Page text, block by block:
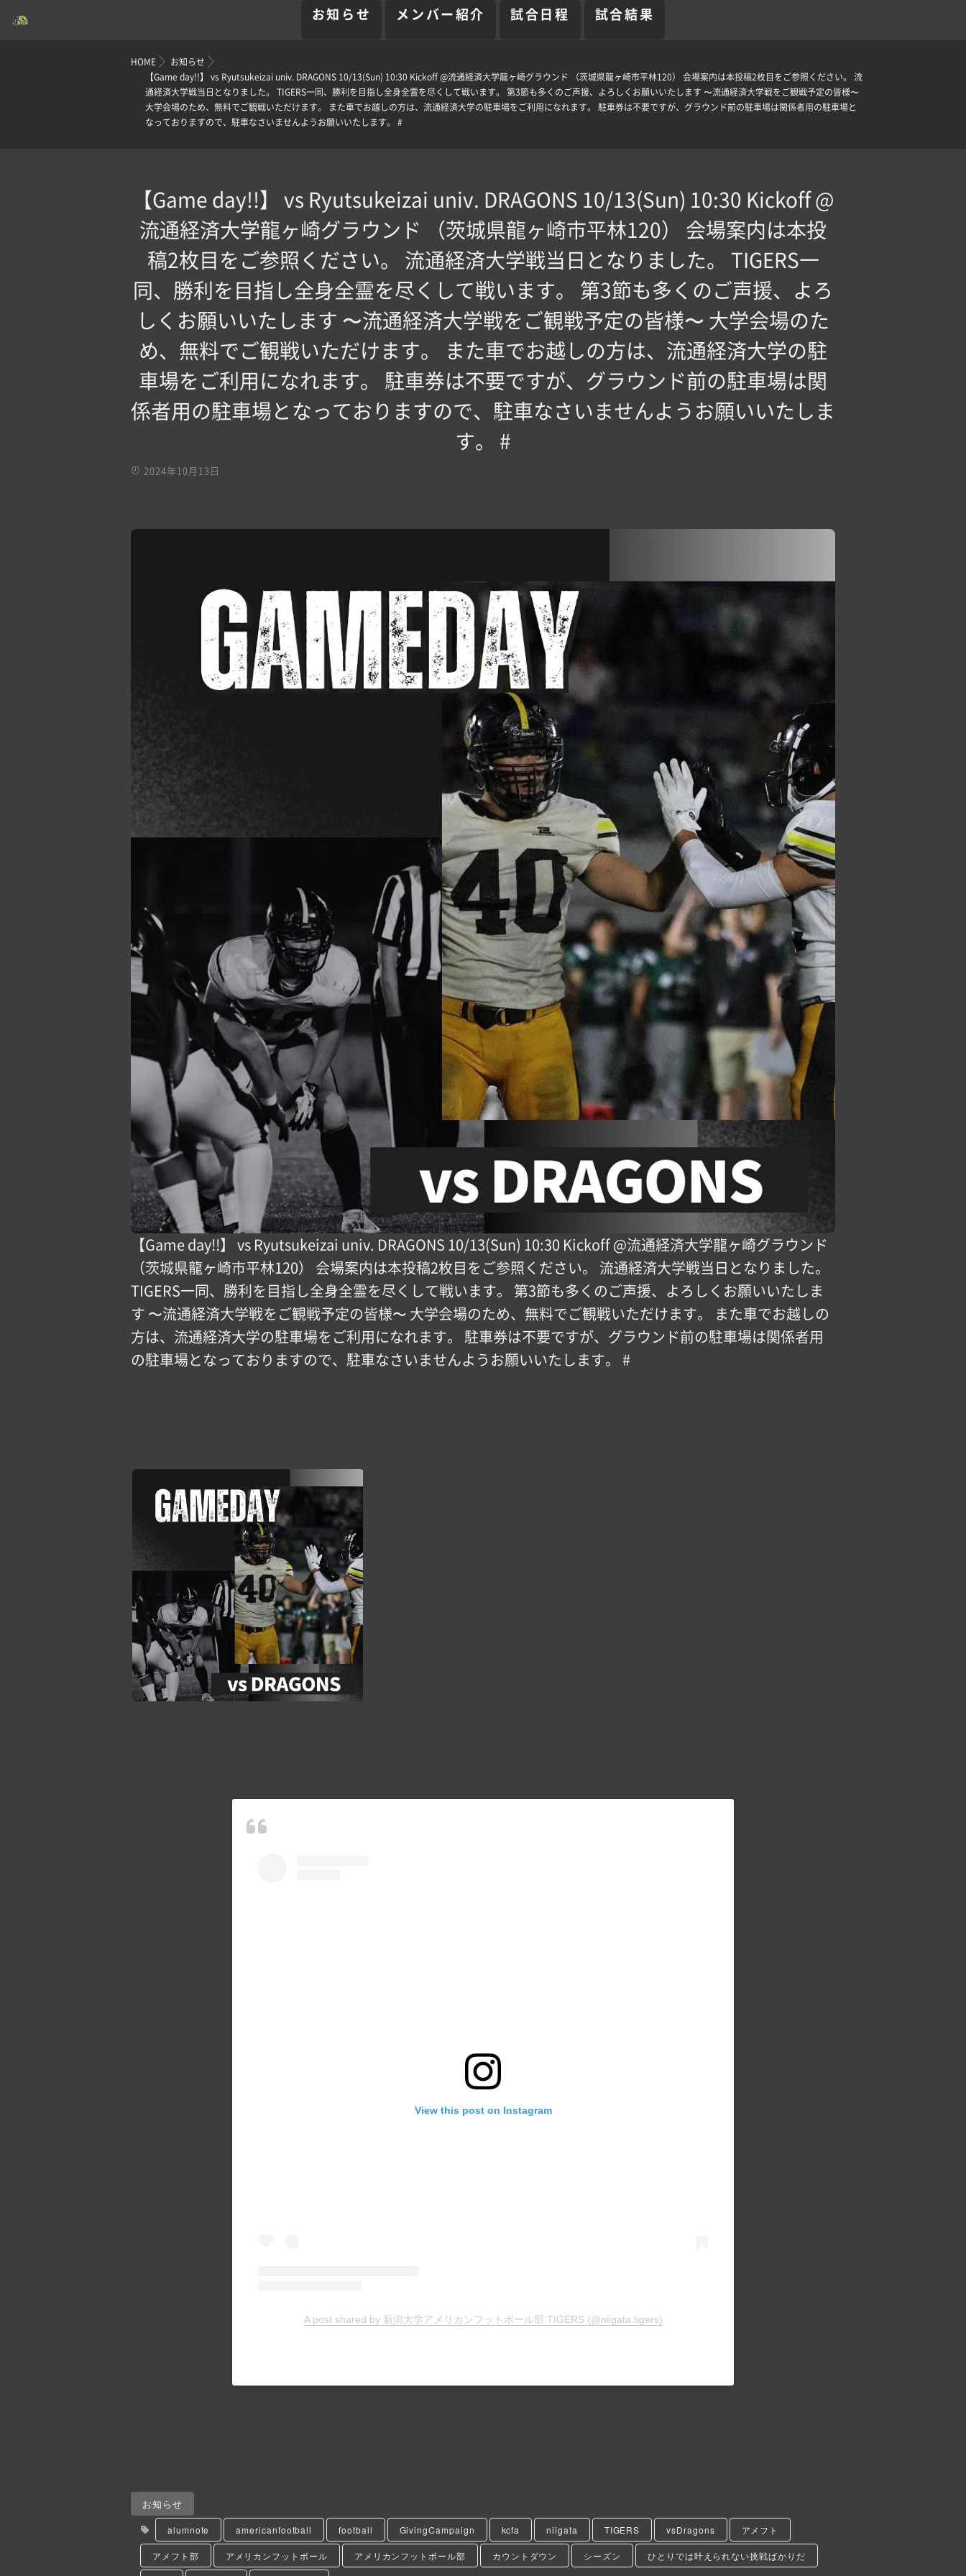
お知らせ メンバー紹介 試合日程 試合結果
HOME
お知らせ
【Game day!!】 vs Ryutsukeizai univ. DRAGONS 10/13(Sun) 10:30 Kickoff @流通経済大学龍ヶ崎グラウンド （茨城県龍ヶ崎市平林120） ️会場案内は本投稿2枚目をご参照ください。 流
通経済大学戦当日となりました。 TIGERS一同、勝利を目指し全身全霊を尽くして戦います。 第3節も多くのご声援、よろしくお願いいたします 〜流通経済大学戦をご観戦予定の皆様〜
大学会場のため、無料でご観戦いただけます。 また車でお越しの方は、流通経済大学の駐車場をご利用になれます。 駐車券は不要ですが、グラウンド前の駐車場は関係者用の駐車場と
なっておりますので、駐車なさいませんようお願いいたします。 #
【Game day!!】 vs Ryutsukeizai univ. DRAGONS 10/13(Sun) 10:30 Kickoff @
流通経済大学龍ヶ崎グラウンド （茨城県龍ヶ崎市平林120） ️会場案内は本投
稿2枚目をご参照ください。 流通経済大学戦当日となりました。 TIGERS一
同、勝利を目指し全身全霊を尽くして戦います。 第3節も多くのご声援、よろ
しくお願いいたします 〜流通経済大学戦をご観戦予定の皆様〜 大学会場のた
め、無料でご観戦いただけます。 また車でお越しの方は、流通経済大学の駐
車場をご利用になれます。 駐車券は不要ですが、グラウンド前の駐車場は関
係者用の駐車場となっておりますので、駐車なさいませんようお願いいたしま
す。 #
2024年10月13日
【Game day!!】 vs Ryutsukeizai univ. DRAGONS 10/13(Sun) 10:30 Kickoff @流通経済大学龍ヶ崎グラウンド
（茨城県龍ヶ崎市平林120） ️会場案内は本投稿2枚目をご参照ください。 流通経済大学戦当日となりました。
TIGERS一同、勝利を目指し全身全霊を尽くして戦います。 第3節も多くのご声援、よろしくお願いいたしま
す 〜流通経済大学戦をご観戦予定の皆様〜 大学会場のため、無料でご観戦いただけます。 また車でお越しの
方は、流通経済大学の駐車場をご利用になれます。 駐車券は不要ですが、グラウンド前の駐車場は関係者用
の駐車場となっておりますので、駐車なさいませんようお願いいたします。 #
View this post on Instagram
A post shared by 新潟大学アメリカンフットボール部 TIGERS (@niigata.tigers)
お知らせ
alumnote americanfootball football GivingCampaign kcfa niigata TIGERS vsDragons アメフト
アメフト部 アメリカンフットボール アメリカンフットボール部 カウントダウン シーズン ひとりでは叶えられない挑戦ばかりだ